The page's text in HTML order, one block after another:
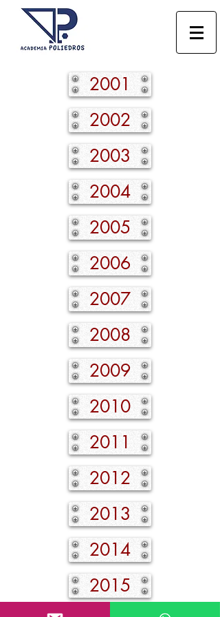
2001
2002
2003
2004
2005
2006
2007
2008
2009
2010
2011
2012
2013
2014
2015